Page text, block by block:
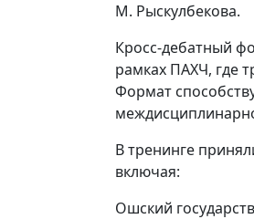
М. Рыскулбекова.
Кросс-дебатный
рамках ПАХЧ, где
Формат
В тренинге
включая:
Ошский